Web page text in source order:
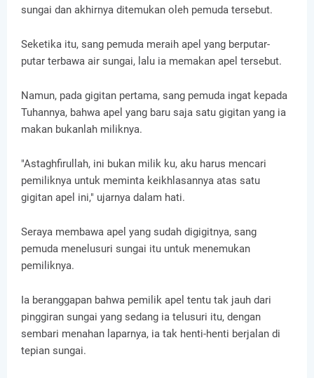
sungai dan akhirnya ditemukan oleh pemuda tersebut.
Seketika itu, sang pemuda meraih apel yang berputar-
putar terbawa air sungai, lalu ia memakan apel tersebut.
Namun, pada gigitan pertama, sang pemuda ingat kepada
Tuhannya, bahwa apel yang baru saja satu gigitan yang ia
makan bukanlah miliknya.
"Astaghfirullah, ini bukan milik ku, aku harus mencari
pemiliknya untuk meminta keikhlasannya atas satu
gigitan apel ini," ujarnya dalam hati.
Seraya membawa apel yang sudah digigitnya, sang
pemuda menelusuri sungai itu untuk menemukan
pemiliknya.
Ia beranggapan bahwa pemilik apel tentu tak jauh dari
pinggiran sungai yang sedang ia telusuri itu, dengan
sembari menahan laparnya, ia tak henti-henti berjalan di
tepian sungai.